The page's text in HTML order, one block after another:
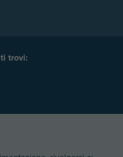
trovi: